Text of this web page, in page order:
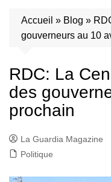
Accueil » Blog »
gouverneurs au 10
RDC: La
des
prochain
La Guardia Magazine
Politique